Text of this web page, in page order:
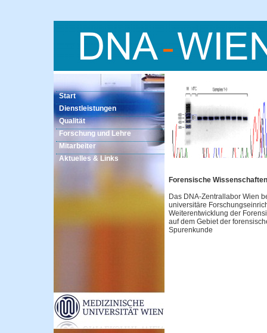
Start
Dienstleistungen
Qualität
Forschung und Lehre
Mitarbeiter
Aktuelles & Links
Forensische
Das DNA-Zentrallabor Wien
universitäre
Weiterentwicklung der
auf dem Gebiet der
Spurenkunde